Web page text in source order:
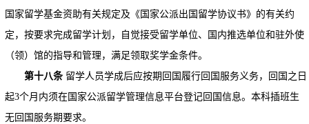
国家留学基金资助有关规定及《国家公派出国留学协议书》的有关约
定，按要求完成留学计划，自觉接受留学单位、国内推选单位和驻外使
（领）馆的指导和管理，满足领取奖学金条件。
第十八条留学人员学成后应按期回国履行回国服务义务，回国之日
起3个月内须在国家公派留学管理信息平台登记回国信息。本科插班生
无回国服务期要求。